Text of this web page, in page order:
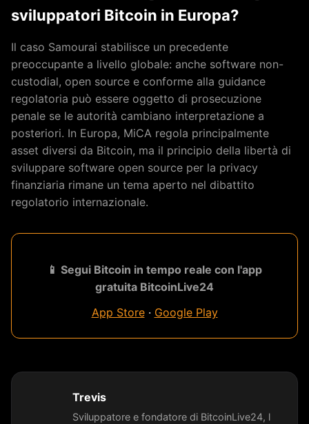
sviluppatori Bitcoin in Europa?
Il caso Samourai stabilisce un precedente
preoccupante a livello globale: anche software non-
custodial, open source e conforme alla guidance
regolatoria può essere oggetto di prosecuzione
penale se le autorità cambiano interpretazione a
posteriori. In Europa, MiCA regola principalmente
asset diversi da Bitcoin, ma il principio della libertà di
sviluppare software open source per la privacy
finanziaria rimane un tema aperto nel dibattito
regolatorio internazionale.
📱 Segui Bitcoin in tempo reale con l'app
gratuita BitcoinLive24
App Store· Google Play
Trevis
Sviluppatore e fondatore di BitcoinLive24, l